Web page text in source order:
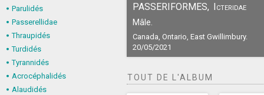
Parulidés
Passerellidae
Thraupidés
Turdidés
Tyrannidés
Acrocéphalidés
Alaudidés
PASSERIFORMES, Icteridae
Mâle.
Canada, Ontario, East Gwillimbury.
20/05/2021
TOUT DE L'ALBUM